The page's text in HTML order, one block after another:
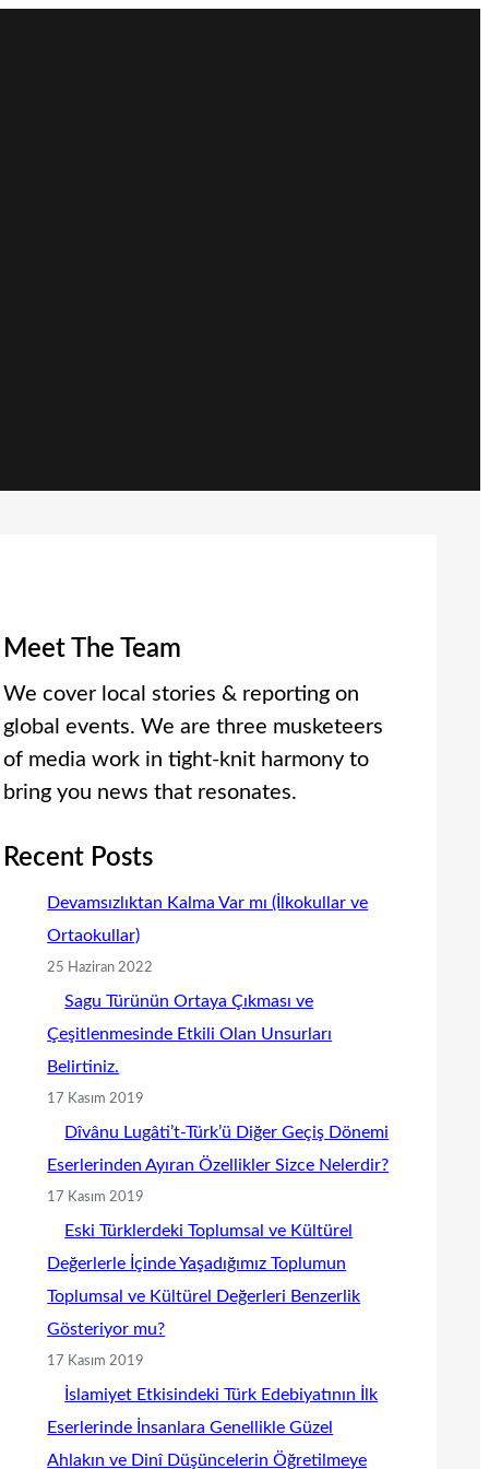
Meet The Team
We cover local stories & reporting on
global events. We are three musketeers
of media work in tight-knit harmony to
bring you news that resonates.
Recent Posts
Devamsızlıktan Kalma Var mı (İlkokullar ve
Ortaokullar)
25 Haziran 2022
Sagu Türünün Ortaya Çıkması ve
Çeşitlenmesinde Etkili Olan Unsurları
Belirtiniz.
17 Kasım 2019
Dîvânu Lugâti’t-Türk’ü Diğer Geçiş Dönemi
Eserlerinden Ayıran Özellikler Sizce Nelerdir?
17 Kasım 2019
Eski Türklerdeki Toplumsal ve Kültürel
Değerlerle İçinde Yaşadığımız Toplumun
Toplumsal ve Kültürel Değerleri Benzerlik
Gösteriyor mu?
17 Kasım 2019
İslamiyet Etkisindeki Türk Edebiyatının İlk
Eserlerinde İnsanlara Genellikle Güzel
Ahlakın ve Dinî Düşüncelerin Öğretilmeye